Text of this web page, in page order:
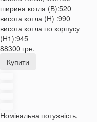
ширина котла (В):520
висота котла (Н) :990
висота котла по корпусу
(Н1):945
88300 грн.
Купити
Номінальна потужність,